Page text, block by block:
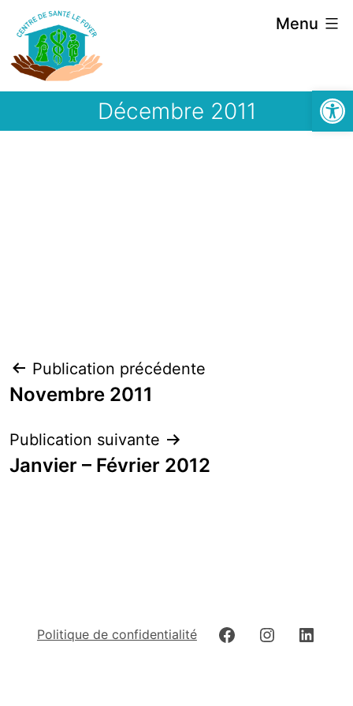
Ouvrir
Aller
au
contenu
Menu
Décembre 2011
Navigation
de
Publication précédente
Novembre 2011
Publication suivante
Janvier – Février 2012
Politique de confidentialité FacebookInstagram